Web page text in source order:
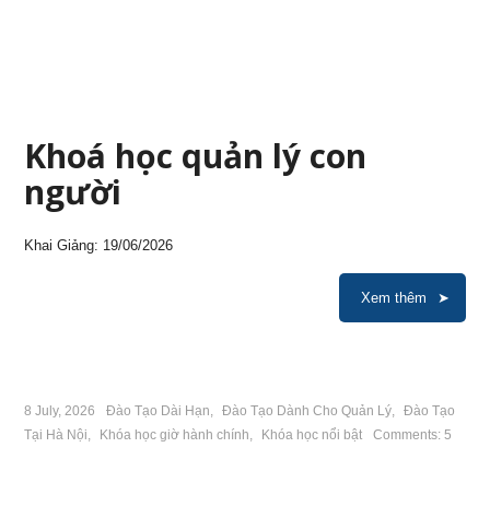
Khoá học quản lý con
người
Khai Giảng: 19/06/2026
Xem thêm
8 July, 2026 Đào Tạo Dài Hạn, Đào Tạo Dành Cho Quản Lý,
Đào Tạo
Tại Hà Nội, Khóa học giờ hành chính, Khóa học nổi bật Comments: 5